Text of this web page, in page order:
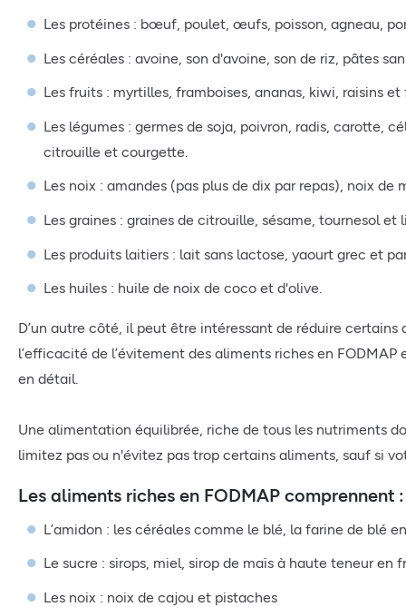
Les protéines : bœuf, poulet, œufs, poisson, agneau,
Les céréales : avoine, son d'avoine, son de riz, pâtes
Les fruits : myrtilles, framboises, ananas, kiwi, raisins
Les légumes : germes de soja, poivron, radis, carotte,
citrouille et courgette.
Les noix : amandes (pas plus de dix par repas), noix
Les graines : graines de citrouille, sésame, tournesol et
Les produits laitiers : lait sans lactose, yaourt grec et
Les huiles : huile de noix de coco et d'olive.
D’un autre côté, il peut être intéressant de réduire
l’efficacité de l’évitement des aliments riches en
en détail.
Une alimentation équilibrée, riche de tous les nutriments
limitez pas ou n'évitez pas trop certains aliments, sauf si
Les aliments riches en FODMAP comprennent :
L’amidon : les céréales comme le blé, la farine de blé
Le sucre : sirops, miel, sirop de maïs à haute teneur en
Les noix : noix de cajou et pistaches